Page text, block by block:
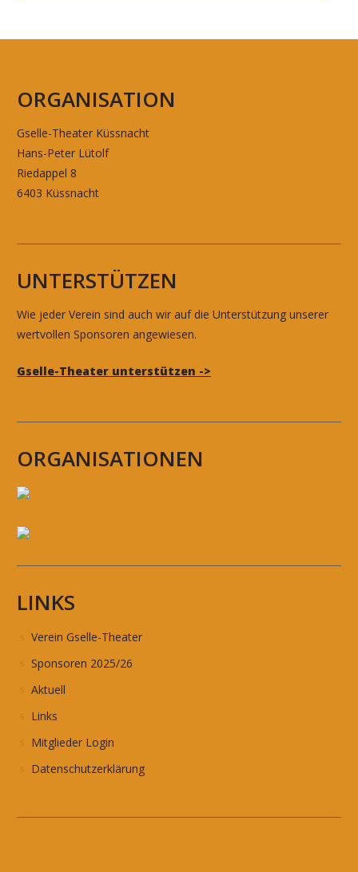
ORGANISATION
Gselle-Theater Küssnacht
Hans-Peter Lütolf
Riedappel 8
6403 Küssnacht
UNTERSTÜTZEN
Wie jeder Verein sind auch wir auf die Unterstützung unserer
wertvollen Sponsoren angewiesen.
Gselle-Theater unterstützen ->
ORGANISATIONEN
LINKS
Verein Gselle-Theater
Sponsoren 2025/26
Aktuell
Links
Mitglieder Login
Datenschutzerklärung